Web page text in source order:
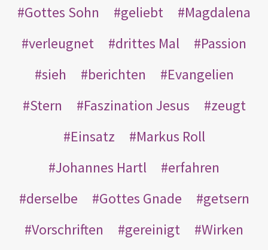
Gottes Sohn
geliebt
Magdalena
verleugnet
drittes Mal
Passion
sieh
berichten
Evangelien
Stern
Faszination Jesus
zeugt
Einsatz
Markus Roll
Johannes Hartl
erfahren
derselbe
Gottes Gnade
getsern
Vorschriften
gereinigt
Wirken